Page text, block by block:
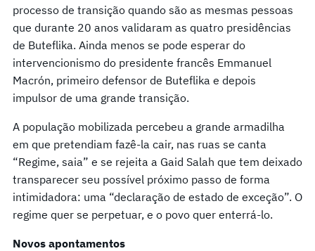
processo de transição quando são as mesmas pessoas
que durante 20 anos validaram as quatro presidências
de Buteflika. Ainda menos se pode esperar do
intervencionismo do presidente francês Emmanuel
Macrón, primeiro defensor de Buteflika e depois
impulsor de uma grande transição.
A população mobilizada percebeu a grande armadilha
em que pretendiam fazê-la cair, nas ruas se canta
“Regime, saia” e se rejeita a Gaid Salah que tem deixado
transparecer seu possível próximo passo de forma
intimidadora: uma “declaração de estado de exceção”. O
regime quer se perpetuar, e o povo quer enterrá-lo.
Novos apontamentos